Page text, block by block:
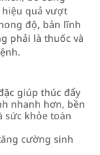
hiệu quả vượt
độ, bản lĩnh
phải là thuốc và
giúp thúc đẩy
nhanh hơn, bền
sức khỏe toàn
cường sinh